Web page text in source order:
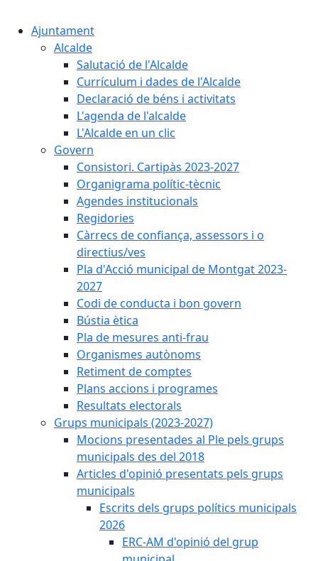
Ajuntament
Alcalde
Salutació de l'Alcalde
Currículum i dades de l'Alcalde
Declaració de béns i activitats
L'agenda de l'alcalde
L'Alcalde en un clic
Govern
Consistori. Cartipàs 2023-2027
Organigrama polític-tècnic
Agendes institucionals
Regidories
Càrrecs de confiança, assessors i o
directius/ves
Pla d'Acció municipal de Montgat 2023-
2027
Codi de conducta i bon govern
Bústia ètica
Pla de mesures anti-frau
Organismes autònoms
Retiment de comptes
Plans accions i programes
Resultats electorals
Grups municipals (2023-2027)
Mocions presentades al Ple pels grups
municipals des del 2018
Articles d'opinió presentats pels grups
municipals
Escrits dels grups polítics municipals
2026
ERC-AM d'opinió del grup